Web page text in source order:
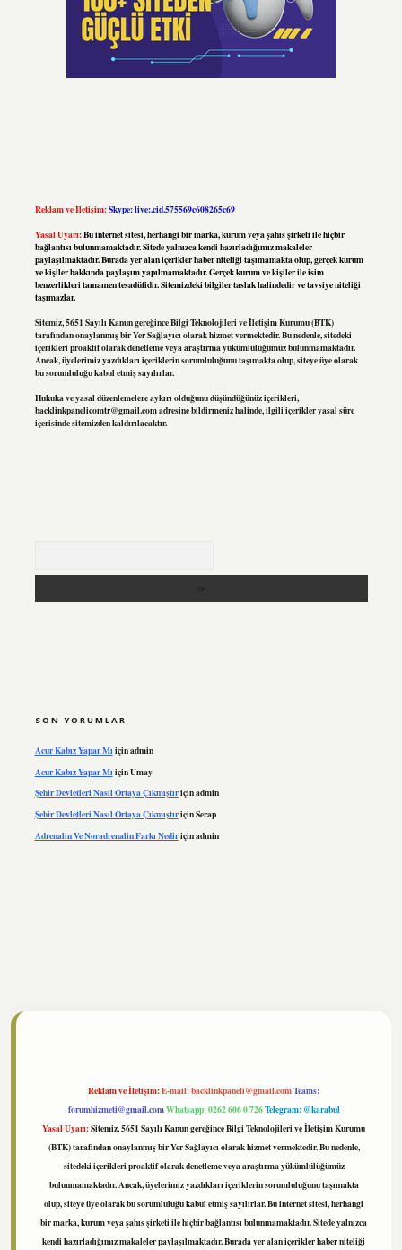
Reklam ve İletişim:Skype: live:.cid.575569c608265c69
Yasal Uyarı:Bu internet sitesi, herhangi bir marka, kurum veya şahıs şirketi ile hiçbir
bağlantısı bulunmamaktadır. Sitede yalnızca kendi hazırladığımız makaleler
paylaşılmaktadır. Burada yer alan içerikler haber niteliği taşımamakta olup, gerçek kurum
ve kişiler hakkında paylaşım yapılmamaktadır. Gerçek kurum ve kişiler ile isim
benzerlikleri tamamen tesadüfidir. Sitemizdeki bilgiler taslak halindedir ve tavsiye niteliği
taşımazlar.
Sitemiz, 5651 Sayılı Kanun gereğince Bilgi Teknolojileri ve İletişim Kurumu (BTK)
tarafından onaylanmış bir Yer Sağlayıcı olarak hizmet vermektedir. Bu nedenle, sitedeki
içerikleri proaktif olarak denetleme veya araştırma yükümlülüğümüz bulunmamaktadır.
Ancak, üyelerimiz yazdıkları içeriklerin sorumluluğunu taşımakta olup, siteye üye olarak
bu sorumluluğu kabul etmiş sayılırlar.
Hukuka ve yasal düzenlemelere aykırı olduğunu düşündüğünüz içerikleri,
backlinkpanelicomtr@gmail.comadresine bildirmeniz halinde, ilgili içerikler yasal süre
içerisinde sitemizden kaldırılacaktır.
SON YORUMLAR
Acur Kabız Yapar Mıiçinadmin
Acur Kabız Yapar Mı içinUmay
Şehir Devletleri Nasıl Ortaya Çıkmıştıriçinadmin
Şehir Devletleri Nasıl Ortaya ÇıkmıştıriçinSerap
Adrenalin Ve Noradrenalin Farkı Nediriçinadmin
Reklam ve İletişim:E-mail:backlinkpaneli@gmail.comTeams:
forumhizmeti@gmail.comWhatsapp: 0262 606 0 726Telegram: @karabul
Yasal Uyarı:Sitemiz, 5651 Sayılı Kanun gereğince Bilgi Teknolojileri ve İletişim Kurumu
(BTK) tarafından onaylanmış bir Yer Sağlayıcı olarak hizmet vermektedir. Bu nedenle,
sitedeki içerikleri proaktif olarak denetleme veya araştırma yükümlülüğümüz
bulunmamaktadır. Ancak, üyelerimiz yazdıkları içeriklerin sorumluluğunu taşımakta
olup, siteye üye olarak bu sorumluluğu kabul etmiş sayılırlar. Bu internet sitesi, herhangi
bir marka, kurum veya şahıs şirketi ile hiçbir bağlantısı bulunmamaktadır. Sitede yalnızca
kendi hazırladığımız makaleler paylaşılmaktadır. Burada yer alan içerikler haber niteliği